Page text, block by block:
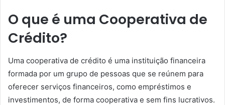
O que é uma Cooperativa de
Crédito?
Uma cooperativa de crédito é uma instituição financeira
formada por um grupo de pessoas que se reúnem para
oferecer serviços financeiros, como empréstimos e
investimentos, de forma cooperativa e sem fins lucrativos.